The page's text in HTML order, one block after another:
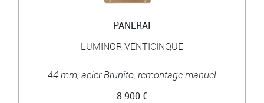
PANERAI
LUMINOR VENTICINQUE
44 mm, acier Brunito, remontage manuel
8 900 €